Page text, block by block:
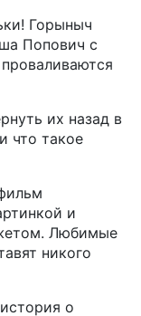
Горыныч
Попович с
их назад в
что такое
и
Любимые
никого
о